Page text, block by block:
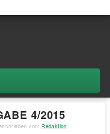
4/2015
von: Redaktion